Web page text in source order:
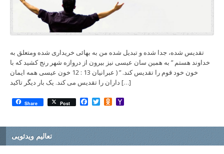
تقدیس شده، جدا شده و تبدیل شده من به بهائی خریداری شده ومتعلق به
خداوند هستم ” به همین سان عیسی نیز بیرون از دروازه شهر رنج کشید که با
خون خود قوم را تقدیس کند. ” ( عبرانیان 13 : 12 خون عیسی همه ایمان
داران را تقدیس می کند. یک بار دیگر تاکید […]
Share Post Facebook
TwitterOdnoklassniki
تعالیم ویدئویی